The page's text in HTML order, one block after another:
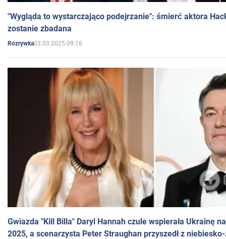
"Wygląda to wystarczająco podejrzanie": śmierć aktora
zostanie zbadana
Rozrywka03.03.2025 09:16
Gwiazda "Kill Billa" Daryl Hannah czule wspierała Ukrainę
2025, a scenarzysta Peter Straughan przyszedł z